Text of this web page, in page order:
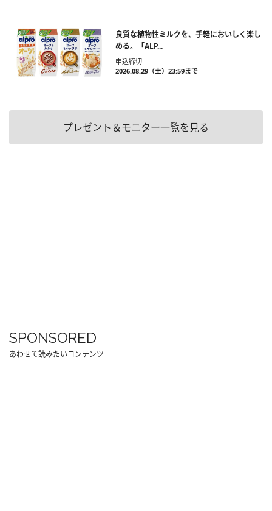
良質な植物性ミルクを、手軽においしく楽し
める。「ALP...
申込締切
2026.08.29（土）23:59まで
プレゼント＆モニター一覧を見る
SPONSORED
あわせて読みたいコンテンツ